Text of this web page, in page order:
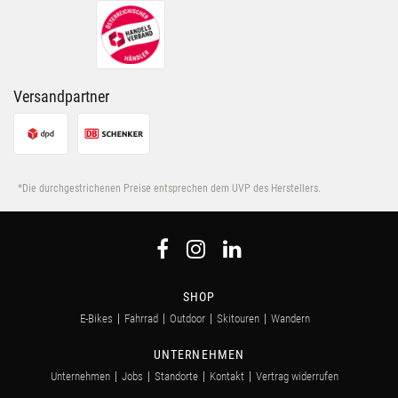
Versandpartner
*Die durchgestrichenen Preise entsprechen dem UVP des Herstellers.
SHOP
E-Bikes Fahrrad Outdoor Skitouren Wandern
UNTERNEHMEN
Unternehmen Jobs Standorte Kontakt Vertrag widerrufen